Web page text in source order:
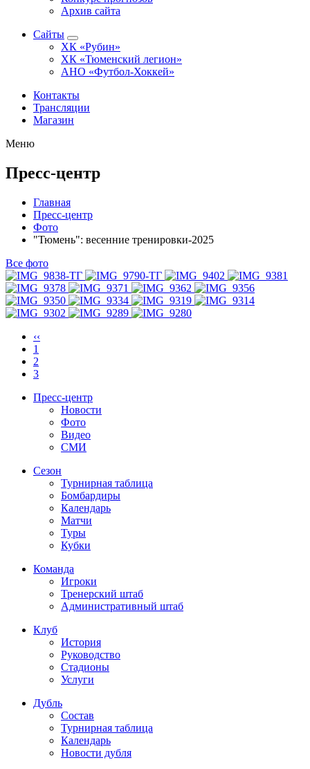
Архив сайта
Сайты
ХК «Рубин»
ХК «Тюменский легион»
АНО «Футбол-Хоккей»
Контакты
Трансляции
Магазин
Меню
Пресс-центр
Главная
Пресс-центр
Фото
"Тюмень": весенние тренировки-2025
Все фото
‹‹
1
2
3
Пресс-центр
Новости
Фото
Видео
СМИ
Сезон
Турнирная таблица
Бомбардиры
Календарь
Матчи
Туры
Кубки
Команда
Игроки
Тренерский штаб
Административный штаб
Клуб
История
Руководство
Стадионы
Услуги
Дубль
Состав
Турнирная таблица
Календарь
Новости дубля